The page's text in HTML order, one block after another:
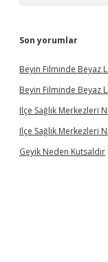
Son yorumlar
Beyin Filminde Beyaz
Beyin Filminde Beyaz
Ilçe Sağlık Merkezleri
Ilçe Sağlık Merkezleri
Geyik Neden Kutsaldır